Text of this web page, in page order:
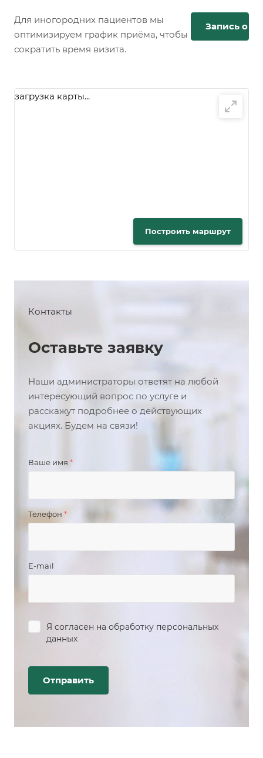
Для иногородних пациентов мы
оптимизируем график приёма, чтобы
сократить время визита.
Запись
загрузка карты...
Построить маршрут
Контакты
Оставьте заявку
Наши администраторы ответят на любой
интересующий вопрос по услуге и
расскажут подробнее о действующих
акциях. Будем на связи!
Ваше имя *
Телефон *
E-mail
Я согласен на обработку персональных
данных